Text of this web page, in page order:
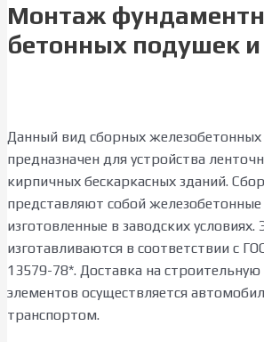
Монтаж
бетонных подушек
Данный вид сборных
предназначен для устройства
кирпичных бескаркасных зданий.
представляют собой
изготовленные в заводских
изготавливаются в соответствии с
13579-78*. Доставка на
элементов осуществляется
транспортом.